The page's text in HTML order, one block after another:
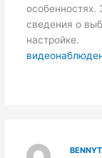
особенностях.
сведения о
настройке.